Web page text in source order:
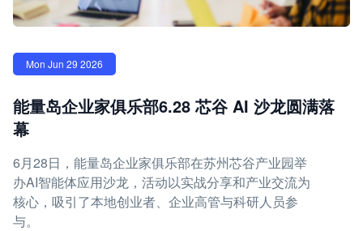
Mon Jun 29 2026
能量岛企业家俱乐部6.28 芯谷 AI 沙龙圆满落
幕
6月28日，能量岛企业家俱乐部在苏州芯谷产业园举
办AI智能体应用沙龙，活动以实战分享和产业交流为
核心，吸引了本地创业者、企业高管与科研人员参
与。